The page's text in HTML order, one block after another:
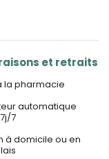
et retraits
la pharmacie
automatique
7
à domicile ou en